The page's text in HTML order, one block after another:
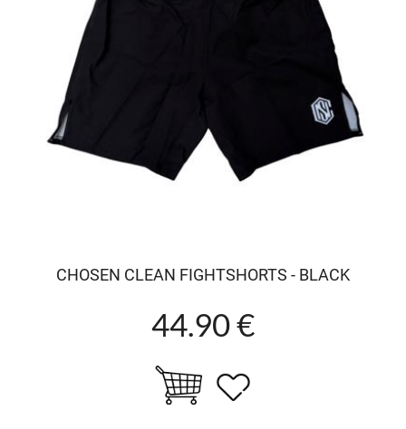
CHOSEN CLEAN FIGHTSHORTS - BLACK
44.90 €